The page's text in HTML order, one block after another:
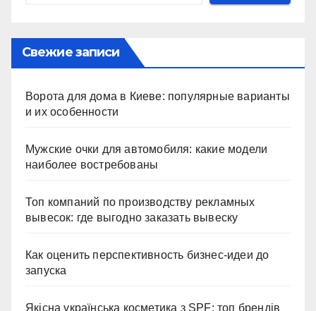
Свежие записи
Ворота для дома в Киеве: популярные варианты
и их особенности
Мужские очки для автомобиля: какие модели
наиболее востребованы
Топ компаний по производству рекламных
вывесок: где выгодно заказать вывеску
Как оценить перспективность бизнес-идеи до
запуска
Якісна українська косметика з SPF: топ брендів